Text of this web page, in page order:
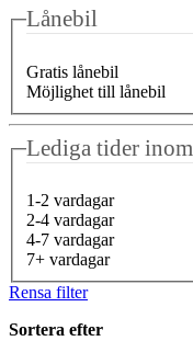
Lånebil
Gratis lånebil
Möjlighet till lånebil
Lediga tider inom
1-2 vardagar
2-4 vardagar
4-7 vardagar
7+ vardagar
Rensa filter
Sortera efter